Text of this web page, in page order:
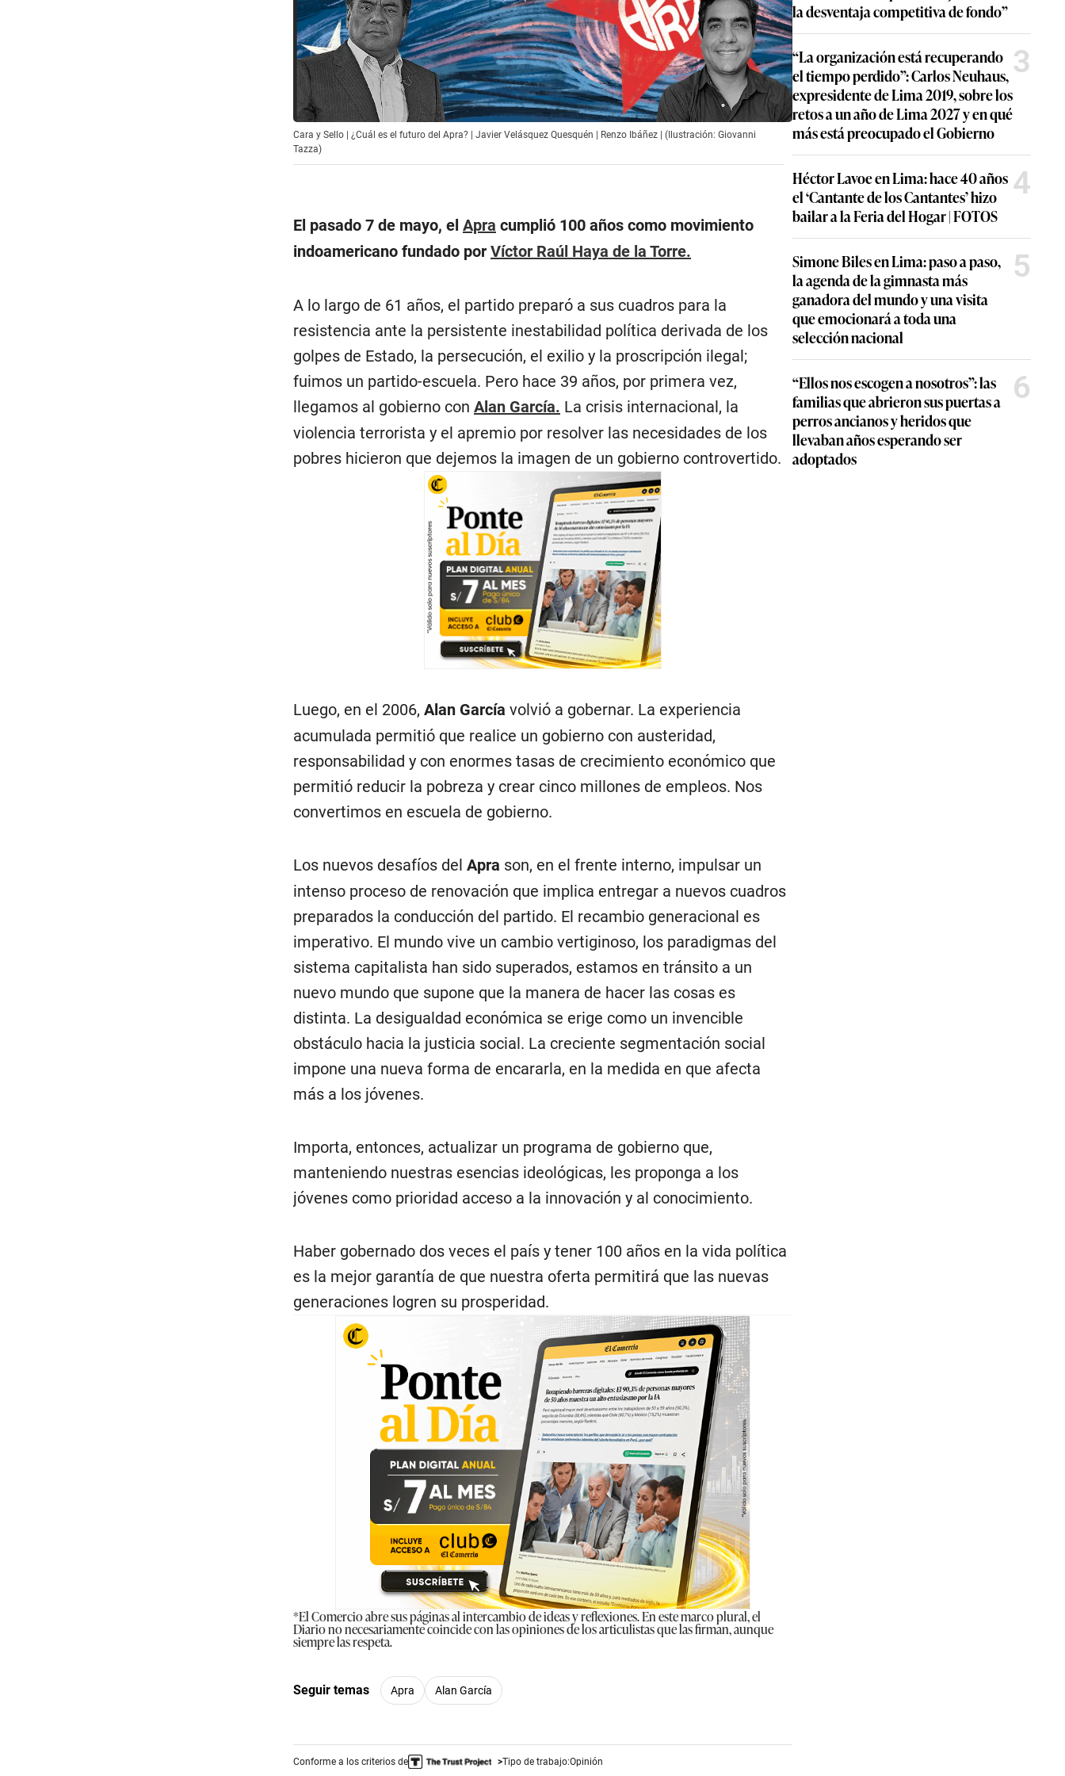
Cara y Sello | ¿Cuál es el futuro del Apra? | Javier Velásquez Quesquén | Renzo Ibáñez | (Ilustración: Giovanni
Tazza)
El pasado 7 de mayo, el Apra cumplió 100 años como movimiento
indoamericano fundado por Víctor Raúl Haya de la Torre.
A lo largo de 61 años, el partido preparó a sus cuadros para la
resistencia ante la persistente inestabilidad política derivada de los
golpes de Estado, la persecución, el exilio y la proscripción ilegal;
fuimos un partido-escuela. Pero hace 39 años, por primera vez,
llegamos al gobierno con Alan García. La crisis internacional, la
violencia terrorista y el apremio por resolver las necesidades de los
pobres hicieron que dejemos la imagen de un gobierno controvertido.
Luego, en el 2006, Alan García volvió a gobernar. La experiencia
acumulada permitió que realice un gobierno con austeridad,
responsabilidad y con enormes tasas de crecimiento económico que
permitió reducir la pobreza y crear cinco millones de empleos. Nos
convertimos en escuela de gobierno.
Los nuevos desafíos del Apra son, en el frente interno, impulsar un
intenso proceso de renovación que implica entregar a nuevos cuadros
preparados la conducción del partido. El recambio generacional es
imperativo. El mundo vive un cambio vertiginoso, los paradigmas del
sistema capitalista han sido superados, estamos en tránsito a un
nuevo mundo que supone que la manera de hacer las cosas es
distinta. La desigualdad económica se erige como un invencible
obstáculo hacia la justicia social. La creciente segmentación social
impone una nueva forma de encararla, en la medida en que afecta
más a los jóvenes.
Importa, entonces, actualizar un programa de gobierno que,
manteniendo nuestras esencias ideológicas, les proponga a los
jóvenes como prioridad acceso a la innovación y al conocimiento.
Haber gobernado dos veces el país y tener 100 años en la vida política
es la mejor garantía de que nuestra oferta permitirá que las nuevas
generaciones logren su prosperidad.
*El Comercio abre sus páginas al intercambio de ideas y reflexiones. En este marco plural, el
Diario no necesariamente coincide con las opiniones de los articulistas que las firman, aunque
siempre las respeta.
Seguir temas Apra Alan García
Conforme a los criterios de Tipo de trabajo:Opinión
la desventaja competitiva de fondo”
“La organización está recuperando
el tiempo perdido”: Carlos Neuhaus,
expresidente de Lima 2019, sobre los
retos a un año de Lima 2027 y en qué
más está preocupado el Gobierno
3
Héctor Lavoe en Lima: hace 40 años
el ‘Cantante de los Cantantes’ hizo
bailar a la Feria del Hogar | FOTOS
4
Simone Biles en Lima: paso a paso,
la agenda de la gimnasta más
ganadora del mundo y una visita
que emocionará a toda una
selección nacional
5
“Ellos nos escogen a nosotros”: las
familias que abrieron sus puertas a
perros ancianos y heridos que
llevaban años esperando ser
adoptados
6